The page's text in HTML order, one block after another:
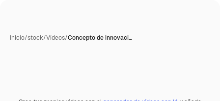
Inicio/stock/Vídeos/Concepto de innovaci…